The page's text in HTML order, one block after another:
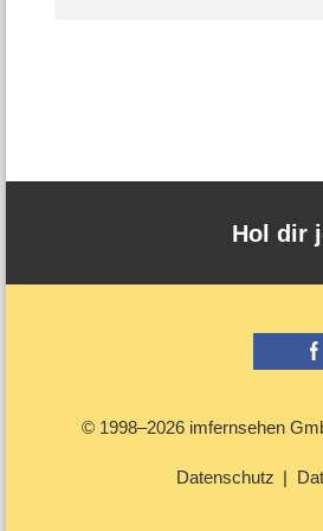
Hol dir
© 1998–2026 imfernsehen
Datenschutz